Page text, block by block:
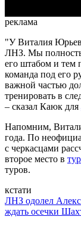
реклама
"У Виталия
ЛНЗ. Мы
его штабом и тем
команда под его
важной частью
тренировать в
– сказал Каюк для
Напомним,
года. По
с черкасцами
второе место в
туров.
кстати
ЛНЗ одолел
ждать осечки